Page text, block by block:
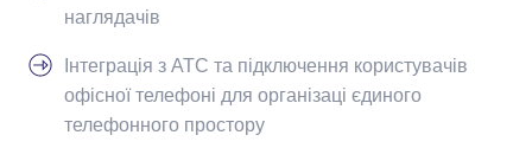
наглядачів
Інтеграція з АТС та підключення користувачів
офісної телефоні для організаці єдиного
телефонного простору